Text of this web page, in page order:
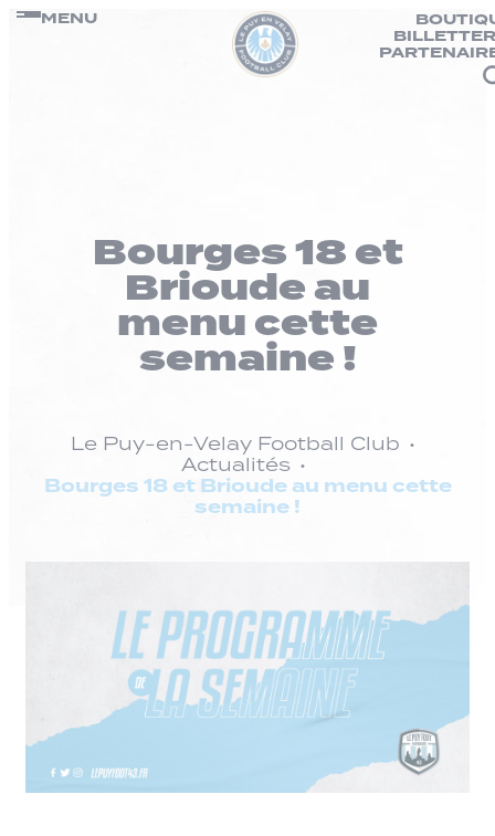
Passer
MENU
Bourges 18 et
Brioude au
menu cette
semaine !
Le Puy-en-Velay Football Club
Actualités
Bourges 18 et Brioude au menu cette
semaine !
Panneau de gestion des cookies